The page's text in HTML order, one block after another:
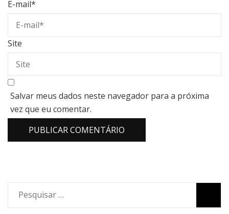
E-mail*
Site
Salvar meus dados neste navegador para a próxima
vez que eu comentar.
Pesquisar
por: